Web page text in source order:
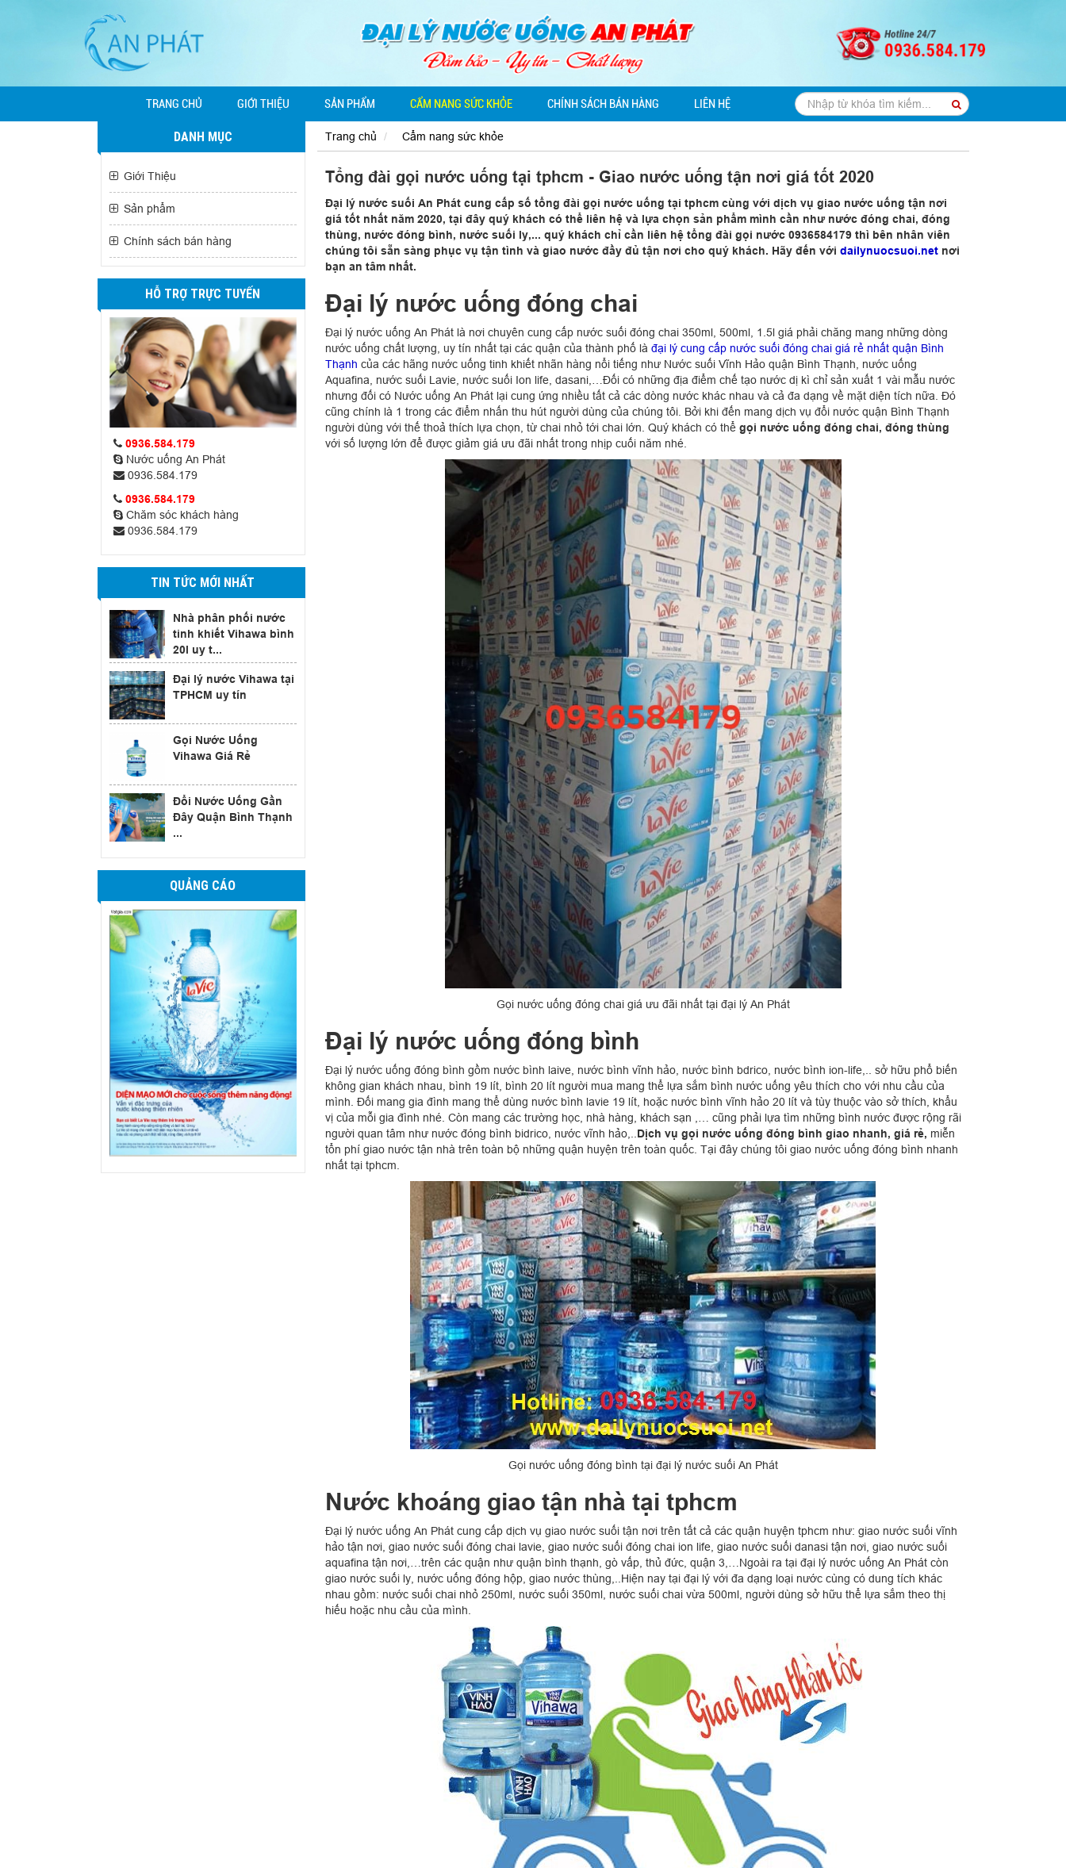
TRANG CHỦ GIỚI THIỆU SẢN PHẨM CẨM NANG SỨC KHỎE CHÍNH SÁCH BÁN HÀNG LIÊN HỆ
DANH MỤC
Giới Thiệu
Sản phẩm
Chính sách bán hàng
HỖ TRỢ TRỰC TUYẾN
0936.584.179
Nước uống An Phát
0936.584.179
0936.584.179
Chăm sóc khách hàng
0936.584.179
TIN TỨC MỚI NHẤT
Nhà phân phối nước
tinh khiết Vihawa bình
20l uy t...
Đại lý nước Vihawa tại
TPHCM uy tín
Gọi Nước Uống
Vihawa Giá Rẻ
Đổi Nước Uống Gần
Đây Quận Bình Thạnh
...
QUẢNG CÁO
Trang chủ Cẩm nang sức khỏe
Tổng đài gọi nước uống tại tphcm - Giao nước uống tận nơi giá tốt 2020
Đại lý nước suối An Phát cung cấp số tổng đài gọi nước uống tại tphcm cùng với dịch vụ giao nước uống tận nơi
giá tốt nhất năm 2020, tại đây quý khách có thể liên hệ và lựa chọn sản phẩm mình cần như nước đóng chai, đóng
thùng, nước đóng bình, nước suối ly,... quý khách chỉ cần liên hệ tổng đài gọi nước 0936584179 thì bên nhân viên
chúng tôi sẵn sàng phục vụ tận tình và giao nước đầy đủ tận nơi cho quý khách. Hãy đến với dailynuocsuoi.netnơi
bạn an tâm nhất.
Đại lý nước uống đóng chai
Đại lý nước uống An Phát là nơi chuyên cung cấp nước suối đóng chai 350ml, 500ml, 1.5l giá phải chăng mang những dòng
nước uống chất lượng, uy tín nhất tại các quận của thành phố là đại lý cung cấp nước suối đóng chai giá rẻ nhất quận Bình
Thạnh của các hãng nước uống tinh khiết nhãn hàng nổi tiếng như Nước suối Vĩnh Hảo quận Bình Thạnh, nước uống
Aquafina, nước suối Lavie, nước suối Ion life, dasani,…Đối có những địa điểm chế tạo nước dị kì chỉ sản xuất 1 vài mẫu nước
nhưng đối có Nước uống An Phát lại cung ứng nhiều tất cả các dòng nước khác nhau và cả đa dạng về mặt diện tích nữa. Đó
cũng chính là 1 trong các điểm nhấn thu hút người dùng của chúng tôi. Bởi khi đến mang dịch vụ đổi nước quận Bình Thạnh
người dùng với thế thoả thích lựa chọn, từ chai nhỏ tới chai lớn. Quý khách có thể gọi nước uống đóng chai, đóng thùng
với số lượng lớn để được giảm giá ưu đãi nhất trong nhịp cuối năm nhé.
Gọi nước uống đóng chai giá ưu đãi nhất tại đại lý An Phát
Đại lý nước uống đóng bình
Đại lý nước uống đóng bình gồm nước bình laive, nước bình vĩnh hảo, nước bình bdrico, nước bình ion-life,.. sở hữu phổ biến
không gian khách nhau, bình 19 lít, bình 20 lít người mua mang thể lựa sắm bình nước uống yêu thích cho với nhu cầu của
mình. Đối mang gia đình mang thể dùng nước bình lavie 19 lít, hoặc nước bình vĩnh hảo 20 lít và tùy thuộc vào sở thích, khẩu
vị của mỗi gia đình nhé. Còn mang các trường học, nhà hàng, khách sạn ,… cũng phải lựa tìm những bình nước được rộng rãi
người quan tâm như nước đóng bình bidrico, nước vĩnh hảo,.. Dịch vụ gọi nước uống đóng bình giao nhanh, giá rẻ, miễn
tổn phí giao nước tận nhà trên toàn bộ những quận huyện trên toàn quốc. Tại đây chúng tôi giao nước uống đóng bình nhanh
nhất tại tphcm.
Gọi nước uống đóng bình tại đại lý nước suối An Phát
Nước khoáng giao tận nhà tại tphcm
Đại lý nước uống An Phát cung cấp dịch vụ giao nước suối tận nơi trên tất cả các quận huyện tphcm như: giao nước suối vĩnh
hảo tận nơi, giao nước suối đóng chai lavie, giao nước suối đóng chai ion life, giao nước suối danasi tận nơi, giao nước suối
aquafina tận nơi,…trên các quận như quận bình thạnh, gò vấp, thủ đức, quận 3,…Ngoài ra tại đại lý nước uống An Phát còn
giao nước suối ly, nước uống đóng hộp, giao nước thùng,..Hiện nay tại đại lý với đa dạng loại nước cùng có dung tích khác
nhau gồm: nước suối chai nhỏ 250ml, nước suối 350ml, nước suối chai vừa 500ml, người dùng sở hữu thể lựa sắm theo thị
hiếu hoặc nhu cầu của mình.